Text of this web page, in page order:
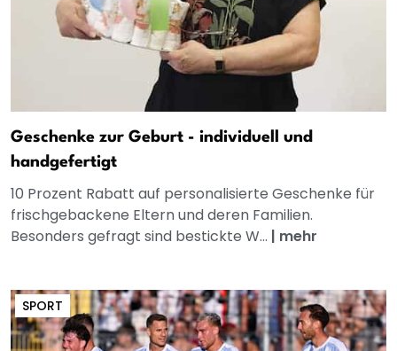
Geschenke zur Geburt - individuell und
handgefertigt
10 Prozent Rabatt auf personalisierte Geschenke für
frischgebackene Eltern und deren Familien.
Besonders gefragt sind bestickte W... | mehr
SPORT